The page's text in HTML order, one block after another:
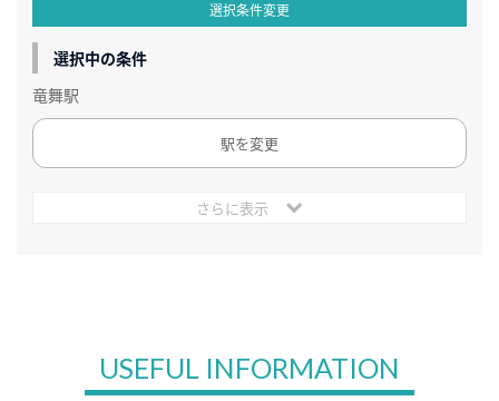
選択条件変更
選択中の条件
竜舞駅
駅を変更
さらに表示
USEFUL INFORMATION